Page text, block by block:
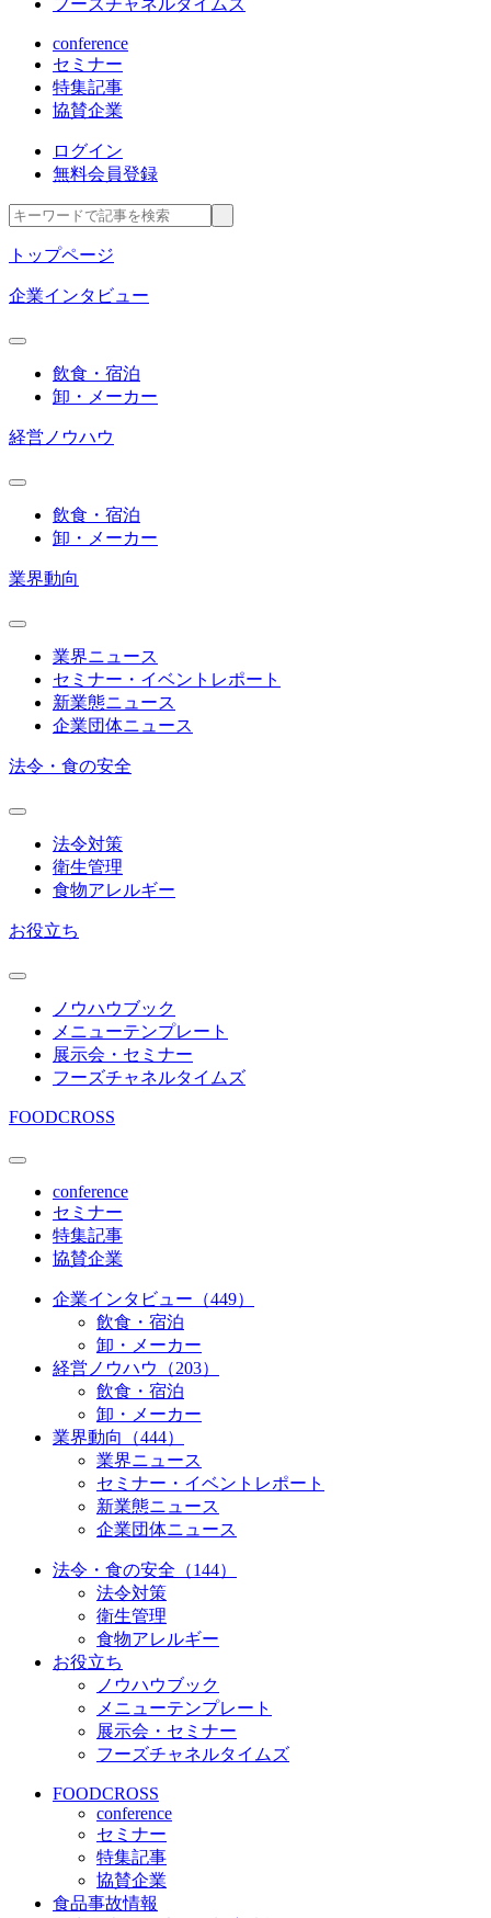
conference
セミナー
特集記事
協賛企業
ログイン
無料会員登録
トップページ
企業インタビュー
飲食・宿泊
卸・メーカー
経営ノウハウ
飲食・宿泊
卸・メーカー
業界動向
業界ニュース
セミナー・イベントレポート
新業態ニュース
企業団体ニュース
法令・食の安全
法令対策
衛生管理
食物アレルギー
お役立ち
ノウハウブック
メニューテンプレート
展示会・セミナー
フーズチャネルタイムズ
FOODCROSS
conference
セミナー
特集記事
協賛企業
企業インタビュー（449）
飲食・宿泊
卸・メーカー
経営ノウハウ（203）
飲食・宿泊
卸・メーカー
業界動向（444）
業界ニュース
セミナー・イベントレポート
新業態ニュース
企業団体ニュース
法令・食の安全（144）
法令対策
衛生管理
食物アレルギー
お役立ち
ノウハウブック
メニューテンプレート
展示会・セミナー
フーズチャネルタイムズ
FOODCROSS
conference
セミナー
特集記事
協賛企業
食品事故情報